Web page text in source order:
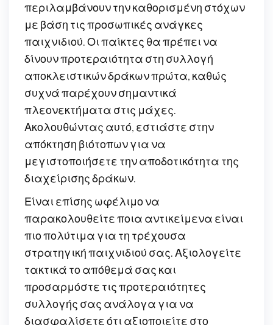
περιλαμβάνουν την καθορισμένη στόχων
με βάση τις προσωπικές ανάγκες
παιχνιδιού. Οι παίκτες θα πρέπει να
δίνουν προτεραιότητα στη συλλογή
αποκλειστικών δράκων πρώτα, καθώς
συχνά παρέχουν σημαντικά
πλεονεκτήματα στις μάχες.
Ακολουθώντας αυτό, εστιάστε στην
απόκτηση βιότοπων για να
μεγιστοποιήσετε την αποδοτικότητα της
διαχείρισης δράκων.
Είναι επίσης ωφέλιμο να
παρακολουθείτε ποια αντικείμενα είναι
πιο πολύτιμα για τη τρέχουσα
στρατηγική παιχνιδιού σας. Αξιολογείτε
τακτικά το απόθεμά σας και
προσαρμόστε τις προτεραιότητες
συλλογής σας ανάλογα για να
διασφαλίσετε ότι αξιοποιείτε στο